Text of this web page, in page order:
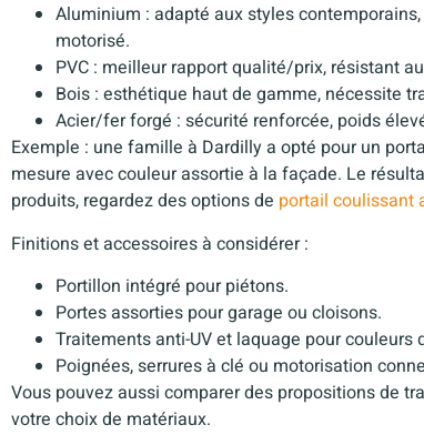
Aluminium : adapté aux styles
motorisé.
PVC : meilleur rapport qualité/prix, résistant
Bois : esthétique haut de gamme, nécessite
Acier/fer forgé : sécurité renforcée, poids
Exemple : une famille à Dardilly a opté pour un
mesure avec couleur assortie à la façade. Le
produits, regardez des options de portail coulissant
Finitions et accessoires à considérer :
Portillon intégré pour piétons.
Portes assorties pour garage ou cloisons.
Traitements anti-UV et laquage pour couleurs
Poignées, serrures à clé ou motorisation
Vous pouvez aussi comparer des propositions de
votre choix de matériaux.